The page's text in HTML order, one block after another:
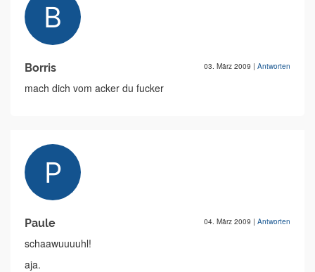
Borris 03. März 2009 | Antworten
mach dich vom acker du fucker
Paule 04. März 2009 | Antworten
schaawuuuuhl!
aja.